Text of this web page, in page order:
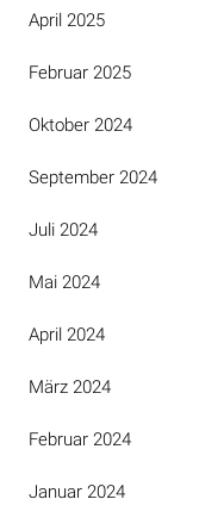
April 2025
Februar 2025
Oktober 2024
September 2024
Juli 2024
Mai 2024
April 2024
März 2024
Februar 2024
Januar 2024